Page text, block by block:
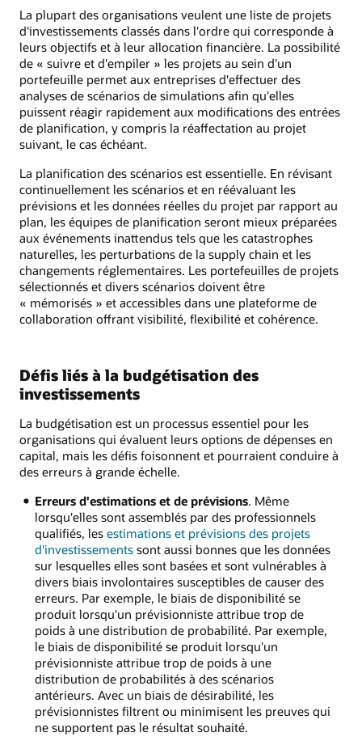
La plupart des organisations veulent une liste de projets
d'investissements classés dans l'ordre qui corresponde à
leurs objectifs et à leur allocation financière. La possibilité
de « suivre et d'empiler » les projets au sein d'un
portefeuille permet aux entreprises d'effectuer des
analyses de scénarios de simulations afin qu'elles
puissent réagir rapidement aux modifications des entrées
de planification, y compris la réaffectation au projet
suivant, le cas échéant.
La planification des scénarios est essentielle. En révisant
continuellement les scénarios et en réévaluant les
prévisions et les données réelles du projet par rapport au
plan, les équipes de planification seront mieux préparées
aux événements inattendus tels que les catastrophes
naturelles, les perturbations de la supply chain et les
changements réglementaires. Les portefeuilles de projets
sélectionnés et divers scénarios doivent être
« mémorisés » et accessibles dans une plateforme de
collaboration offrant visibilité, flexibilité et cohérence.
Défis liés à la budgétisation des
investissements
La budgétisation est un processus essentiel pour les
organisations qui évaluent leurs options de dépenses en
capital, mais les défis foisonnent et pourraient conduire à
des erreurs à grande échelle.
Erreurs d'estimations et de prévisions. Même
lorsqu'elles sont assemblés par des professionnels
qualifiés, les estimations et prévisions des projets
d'investissementssont aussi bonnes que les données
sur lesquelles elles sont basées et sont vulnérables à
divers biais involontaires susceptibles de causer des
erreurs. Par exemple, le biais de disponibilité se
produit lorsqu'un prévisionniste attribue trop de
poids à une distribution de probabilité. Par exemple,
le biais de disponibilité se produit lorsqu'un
prévisionniste attribue trop de poids à une
distribution de probabilités à des scénarios
antérieurs. Avec un biais de désirabilité, les
prévisionnistes filtrent ou minimisent les preuves qui
ne supportent pas le résultat souhaité.